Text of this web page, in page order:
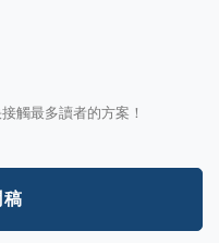
觸最多讀者的方案！